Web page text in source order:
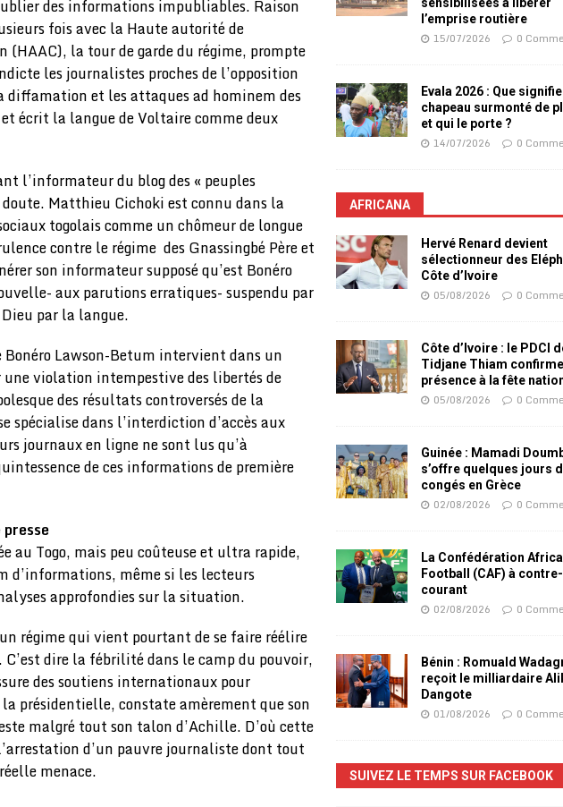
des informations impubliables. Raison
fois avec la Haute autorité de
la tour de garde du régime, prompte
les journalistes proches de l’opposition
diffamation et les attaques ad hominem des
écrit la langue de Voltaire comme deux
l’informateur du blog des « peuples
Matthieu Cichoki est connu dans la
togolais comme un chômeur de longue
contre le régime des Gnassingbé Père et
son informateur supposé qu’est Bonéro
aux parutions erratiques- suspendu par
par la langue.
Lawson-Betum intervient dans un
violation intempestive des libertés de
des résultats controversés de la
spécialise dans l’interdiction d’accès aux
journaux en ligne ne sont lus qu’à
de ces informations de première
au Togo, mais peu coûteuse et ultra rapide,
même si les lecteurs
approfondies sur la situation.
régime qui vient pourtant de se faire réélire
dire la fébrilité dans le camp du pouvoir,
des soutiens internationaux pour
présidentielle, constate amèrement que son
malgré tout son talon d’Achille. D’où cette
d’un pauvre journaliste dont tout
menace.
sensibilisées à libérer
l’emprise routière
15/07/2026 0
Evala 2026 : Que
chapeau surmonté de
et qui le porte ?
14/07/2026 0
AFRICANA
Hervé Renard devient
sélectionneur des
Côte d’Ivoire
05/08/2026 0
Côte d’Ivoire : le PDCI
Tidjane Thiam
présence à la fête
05/08/2026 0
Guinée : Mamadi
s’offre quelques jours
congés en Grèce
02/08/2026 0
La Confédération
Football (CAF) à contre-
courant
02/08/2026 0
Bénin : Romuald
reçoit le milliardaire
Dangote
01/08/2026 0
SUIVEZ LE TEMPS SUR FACEBOOK